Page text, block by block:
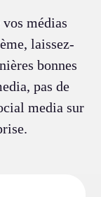
médias
laissez-
bonnes
pas de
media sur